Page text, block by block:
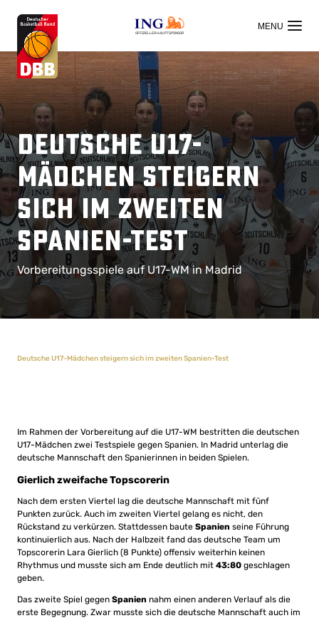
OFFIZIELLER HAUPTSPONSOR
Deutsche U17-
Mädchen steigern
sich im zweiten
Spanien-Test
Vorbereitungsspiele auf U17-WM in Madrid
Deutsche U17-Mädchen steigern sich im zweiten Spanien-Test
Im Rahmen der Vorbereitung auf die U17-WM bestritten die deutschen
U17-Mädchen zwei Testspiele gegen Spanien. In Madrid unterlag die
deutsche Mannschaft den Spanierinnen in beiden Spielen.
Gierlich zweifache Topscorerin
Nach dem ersten Viertel lag die deutsche Mannschaft mit fünf
Punkten zurück. Auch im zweiten Viertel gelang es nicht, den
Rückstand zu verkürzen. Stattdessen baute Spanien seine Führung
kontinuierlich aus. Nach der Halbzeit fand das deutsche Team um
Topscorerin Lara Gierlich (8 Punkte) offensiv weiterhin keinen
Rhythmus und musste sich am Ende deutlich mit 43:80 geschlagen
geben.
Das zweite Spiel gegen Spanien nahm einen anderen Verlauf als die
erste Begegnung. Zwar musste sich die deutsche Mannschaft auch im